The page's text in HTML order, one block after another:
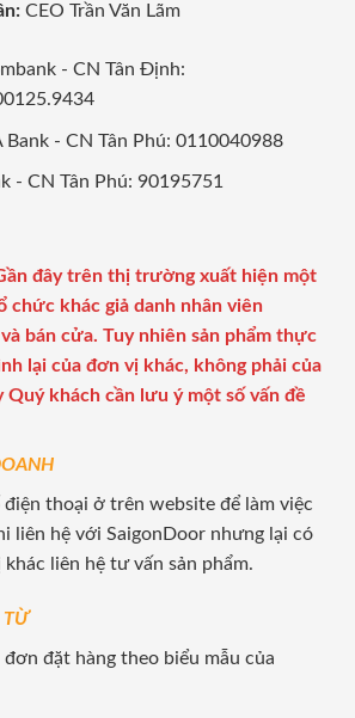
CEO Trần Văn Lãm
- CN Tân Định:
Bank - CN Tân Phú: 0110040988
- CN Tân Phú: 90195751
đây trên thị trường xuất hiện một
chức khác giả danh nhân viên
bán cửa. Tuy nhiên sản phẩm thực
lại của đơn vị khác, không phải của
Quý khách cần lưu ý một số vấn đề
điện thoại ở trên website để làm việc
liên hệ với SaigonDoor nhưng lại có
liên hệ tư vấn sản phẩm.
TỪ
đơn đặt hàng theo biểu mẫu của